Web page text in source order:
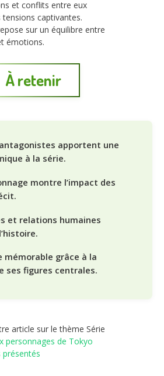
et conflits entre eux
tensions captivantes.
sur un équilibre entre
émotions.
À retenir
apportent une
à la série.
montre l’impact des
et relations humaines
mémorable grâce à la
ses figures centrales.
article sur le thème Série
personnages de Tokyo
présentés